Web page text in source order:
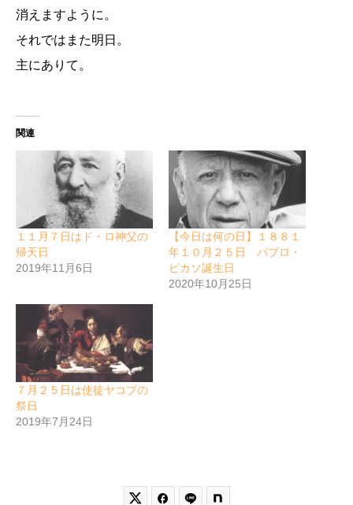
消えますように。
それではまた明日。
主にありて。
関連
１１月７日はド・ロ神父の
帰天日
2019年11月6日
【今日は何の日】１８８１
年１０月２５日 パブロ・
ピカソ誕生日
2020年10月25日
７月２５日は使徒ヤコブの
祭日
2019年7月24日
 